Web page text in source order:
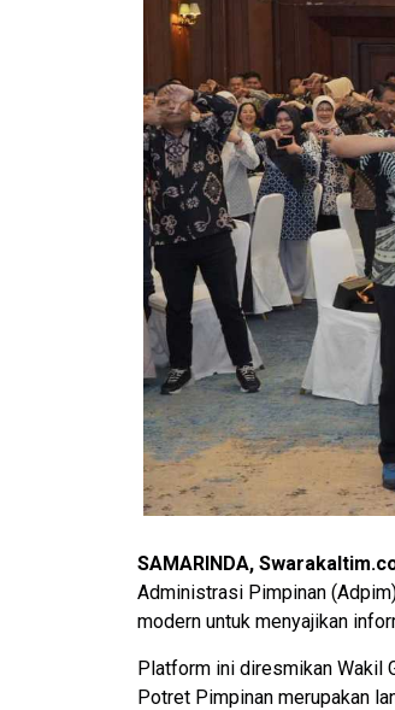
SAMARINDA,
Administrasi Pimpinan
modern untuk menyajikan
Platform ini diresmikan Wakil
Potret Pimpinan merupakan